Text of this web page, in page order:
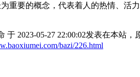
重要的概念，代表着人的热情、活
于 2023-05-27 22:00:02发表在本站
bazi/226.html